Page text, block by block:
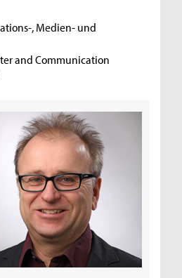
, Medien- und
and Communication